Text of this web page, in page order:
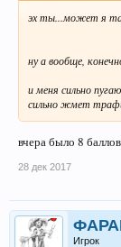
эх ты...может я
ну а вообще,
и меня сильно
сильно жмет
вчера было 8
28 дек 2017
Игрок